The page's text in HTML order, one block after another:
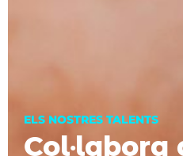
ELS NOSTRES TALENTS
Col·labora